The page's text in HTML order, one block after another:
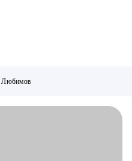
Любимов